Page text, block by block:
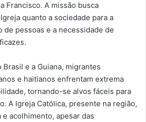
Francisco. A missão busca
quanto a sociedade para a
de pessoas e a necessidade de
e a Guiana, migrantes
e haitianos enfrentam extrema
tornando-se alvos fáceis para
A Igreja Católica, presente na região,
acolhimento, apesar das